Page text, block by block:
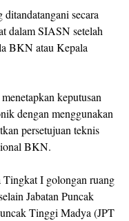
secara
dalam SIASN setelah
BKN atau Kepala
keputusan
dengan menggunakan
persetujuan teknis
BKN.
I golongan ruang
Jabatan Puncak
Tinggi Madya (JPT